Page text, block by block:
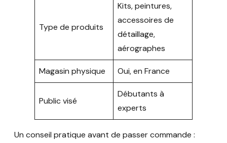
Type de produits
Kits, peintures,
accessoires de
détaillage,
aérographes
Magasin physique Oui, en France
Public visé
Débutants à
experts
Un conseil pratique avant de passer commande :